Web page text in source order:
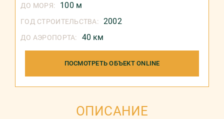
ДО МОРЯ: 100 м
ГОД СТРОИТЕЛЬСТВА: 2002
ДО АЭРОПОРТА: 40 км
ПОСМОТРЕТЬ ОБЪЕКТ ONLINE
ОПИСАНИЕ